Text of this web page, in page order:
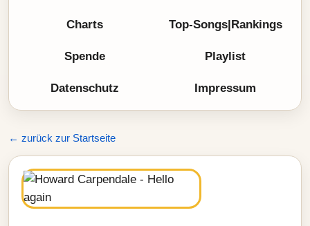
Charts Top-Songs|Rankings
Spende Playlist
Datenschutz Impressum
← zurück zur Startseite